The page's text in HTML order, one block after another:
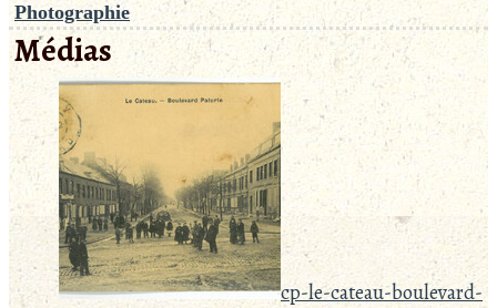
Photographie
Médias
cp-le-cateau-boulevard-